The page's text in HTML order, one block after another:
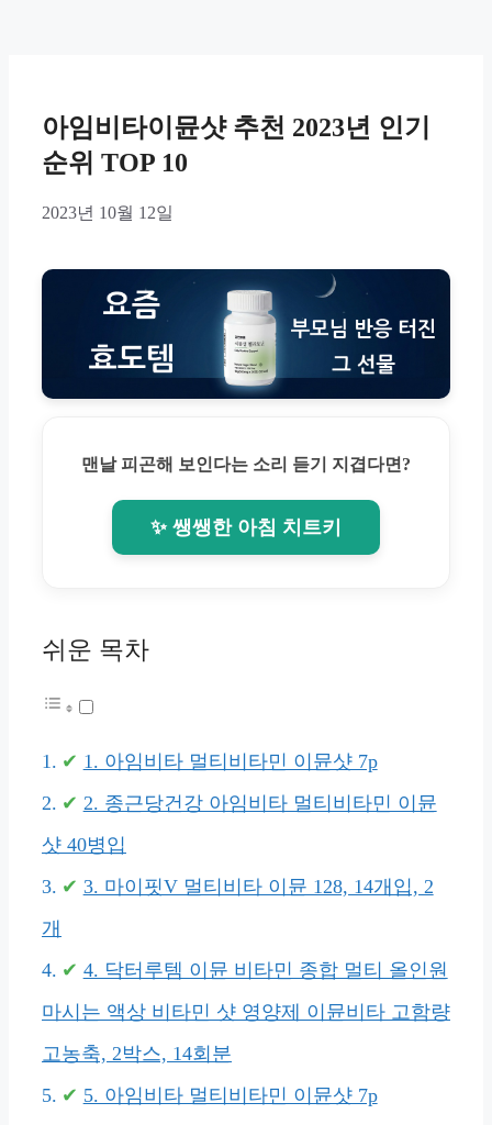
아임비타이뮨샷 추천 2023년 인기
순위 TOP 10
2023년 10월 12일
맨날 피곤해 보인다는 소리 듣기 지겹다면?
✨ 쌩쌩한 아침 치트키
쉬운 목차
1. 아임비타 멀티비타민 이뮨샷 7p
2. 종근당건강 아임비타 멀티비타민 이뮨
샷 40병입
3. 마이핏V 멀티비타 이뮨 128, 14개입, 2
개
4. 닥터루템 이뮨 비타민 종합 멀티 올인원
마시는 액상 비타민 샷 영양제 이뮨비타 고함량
고농축, 2박스, 14회분
5. 아임비타 멀티비타민 이뮨샷 7p